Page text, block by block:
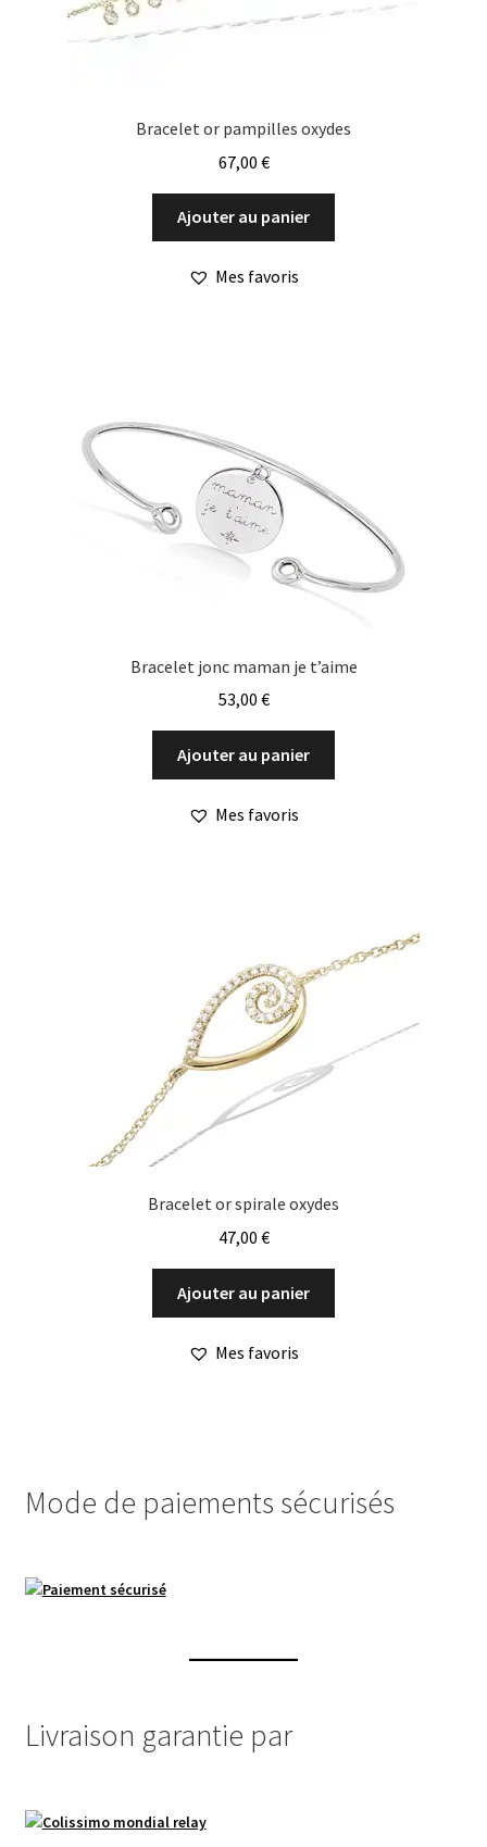
Bracelet or pampilles oxydes
67,00 €
Ajouter au panier
Mes favoris
Bracelet jonc maman je t’aime
53,00 €
Ajouter au panier
Mes favoris
Bracelet or spirale oxydes
47,00 €
Ajouter au panier
Mes favoris
Mode de paiements sécurisés
Livraison garantie par